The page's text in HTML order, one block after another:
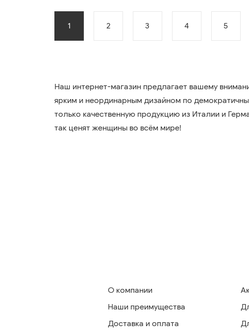
1 2 3 4 5
Наш интернет-магазин предлагает вашему
ярким и неординарным дизайном по
только качественную продукцию из Италии и
так ценят женщины во всём мире!
О компании
Наши преимущества
Доставка и оплата